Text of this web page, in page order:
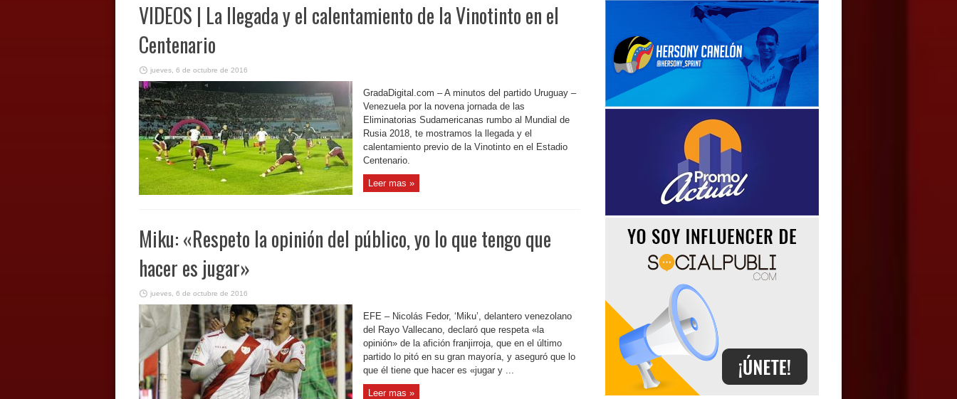
VIDEOS | La llegada y el calentamiento de la Vinotinto en el
Centenario
jueves, 6 de octubre de 2016
GradaDigital.com – A minutos del partido Uruguay –
Venezuela por la novena jornada de las
Eliminatorias Sudamericanas rumbo al Mundial de
Rusia 2018, te mostramos la llegada y el
calentamiento previo de la Vinotinto en el Estadio
Centenario.
Leer mas »
Miku: «Respeto la opinión del público, yo lo que tengo que
hacer es jugar»
jueves, 6 de octubre de 2016
EFE – Nicolás Fedor, ‘Miku’, delantero venezolano
del Rayo Vallecano, declaró que respeta «la
opinión» de la afición franjirroja, que en el último
partido lo pitó en su gran mayoría, y aseguró que lo
que él tiene que hacer es «jugar y ...
Leer mas »